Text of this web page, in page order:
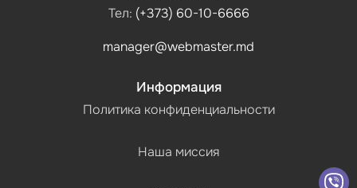
Тел: (+373) 60-10-6666
manager@webmaster.md
Информация
Политика конфиденциальности
Наша миссия